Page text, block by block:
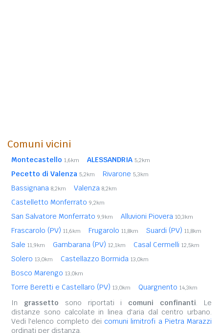
Comuni vicini
Montecastello 1,6km ALESSANDRIA 5,2km
Pecetto di Valenza 5,2km Rivarone 5,3km
Bassignana 8,2km Valenza 8,2km
Castelletto Monferrato 9,2km
San Salvatore Monferrato 9,9km Alluvioni Piovera 10,3km
Frascarolo (PV) 11,6km Frugarolo 11,8km Suardi (PV) 11,8km
Sale 11,9km Gambarana (PV) 12,1km Casal Cermelli 12,5km
Solero 13,0km Castellazzo Bormida 13,0km
Bosco Marengo 13,0km
Torre Beretti e Castellaro (PV) 13,0km Quargnento 14,3km
In grassetto sono riportati i comuni confinanti. Le
distanze sono calcolate in linea d'aria dal centro urbano.
Vedi l'elenco completo dei comuni limitrofi a Pietra Marazzi
ordinati per distanza.